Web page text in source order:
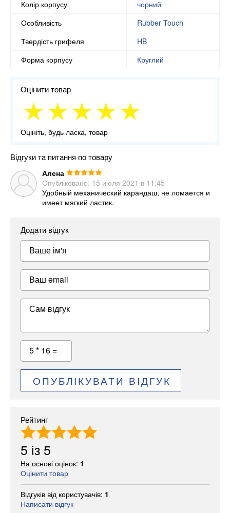
Колір корпусу
чорний
Особливість
Rubber Touch
Твердість грифеля
HB
Форма корпусу
Круглий
Оцінити товар
Оцініть, будь ласка, товар
Відгуки та питання по товару
Алена
Опубліковано: 15 июля 2021 в 11:45
Удобный механический карандаш, не ломается и
имеет мягкий ластик.
Додати відгук
Ваше ім'я
Ваш email
Сам відгук
5 * 16 =
ОПУБЛІКУВАТИ ВІДГУК
Рейтинг
5 із 5
На основі оцінок: 1
Оцінити товар
Відгуків від користувачів: 1
Написати відгук